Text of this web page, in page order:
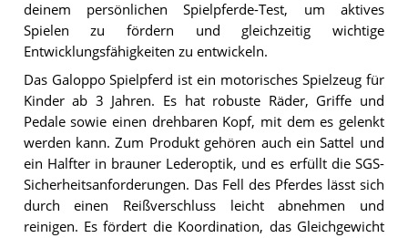
deinem persönlichen Spielpferde-Test, um aktives
Spielen zu fördern und gleichzeitig wichtige
Entwicklungsfähigkeiten zu entwickeln.
Das Galoppo Spielpferd ist ein motorisches Spielzeug für
Kinder ab 3 Jahren. Es hat robuste Räder, Griffe und
Pedale sowie einen drehbaren Kopf, mit dem es gelenkt
werden kann. Zum Produkt gehören auch ein Sattel und
ein Halfter in brauner Lederoptik, und es erfüllt die SGS-
Sicherheitsanforderungen. Das Fell des Pferdes lässt sich
durch einen Reißverschluss leicht abnehmen und
reinigen. Es fördert die Koordination, das Gleichgewicht